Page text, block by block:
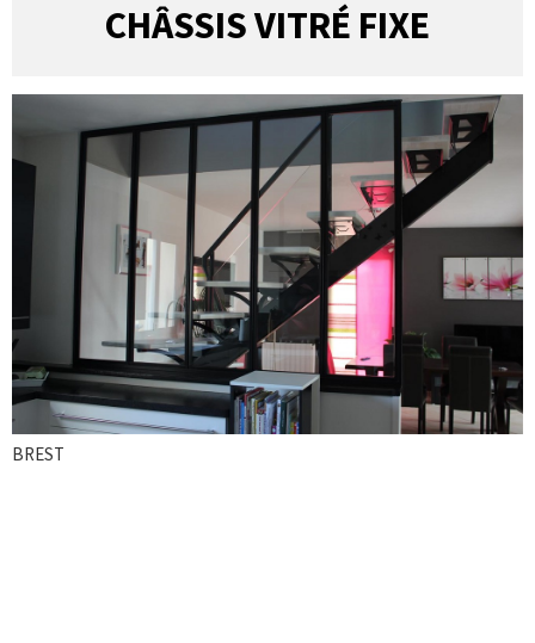
CHÂSSIS VITRÉ FIXE
BREST